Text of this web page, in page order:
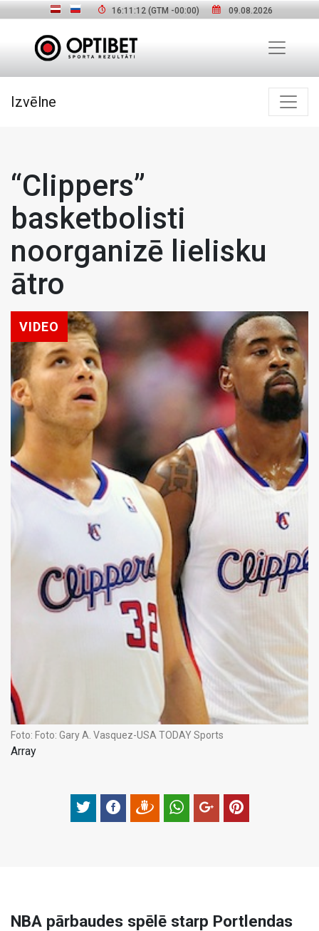
16:11:13(GTM -00:00) 09.08.2026
Izvēlne
“Clippers”
basketbolisti
noorganizē lielisku
ātro
VIDEO
Foto: Foto: Gary A. Vasquez-USA TODAY Sports
Array
NBA pārbaudes spēlē starp Portlendas